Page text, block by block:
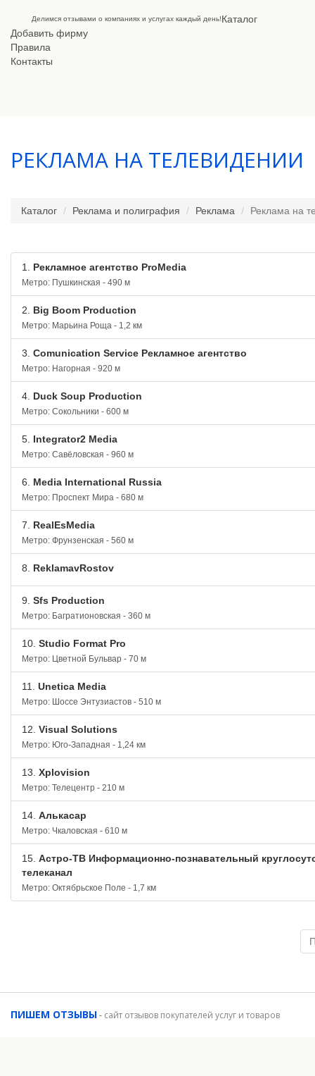
Делимся отзывами о компаниях и услугах каждый день!Каталог
Добавить фирму
Правила
Контакты
РЕКЛАМА НА ТЕЛЕВИДЕНИИ
Каталог Реклама и полиграфия Реклама Реклама на
1. Рекламное агентство ProMedia
Метро: Пушкинская - 490 м
2. Big Boom Production
Метро: Марьина Роща - 1,2 км
3. Comunication Service Рекламное агентство
Метро: Нагорная - 920 м
4. Duck Soup Production
Метро: Сокольники - 600 м
5. Integrator2 Media
Метро: Савёловская - 960 м
6. Media International Russia
Метро: Проспект Мира - 680 м
7. RealEsMedia
Метро: Фрунзенская - 560 м
8. ReklamavRostov
9. Sfs Production
Метро: Багратионовская - 360 м
10. Studio Format Pro
Метро: Цветной Бульвар - 70 м
11. Unetica Media
Метро: Шоссе Энтузиастов - 510 м
12. Visual Solutions
Метро: Юго-Западная - 1,24 км
13. Xplovision
Метро: Телецентр - 210 м
14. Алькасар
Метро: Чкаловская - 610 м
15. Астро-ТВ Информационно-познавательный
телеканал
Метро: Октябрьское Поле - 1,7 км
ПИШЕМ ОТЗЫВЫ- сайт отзывов покупателей услуг и товаров